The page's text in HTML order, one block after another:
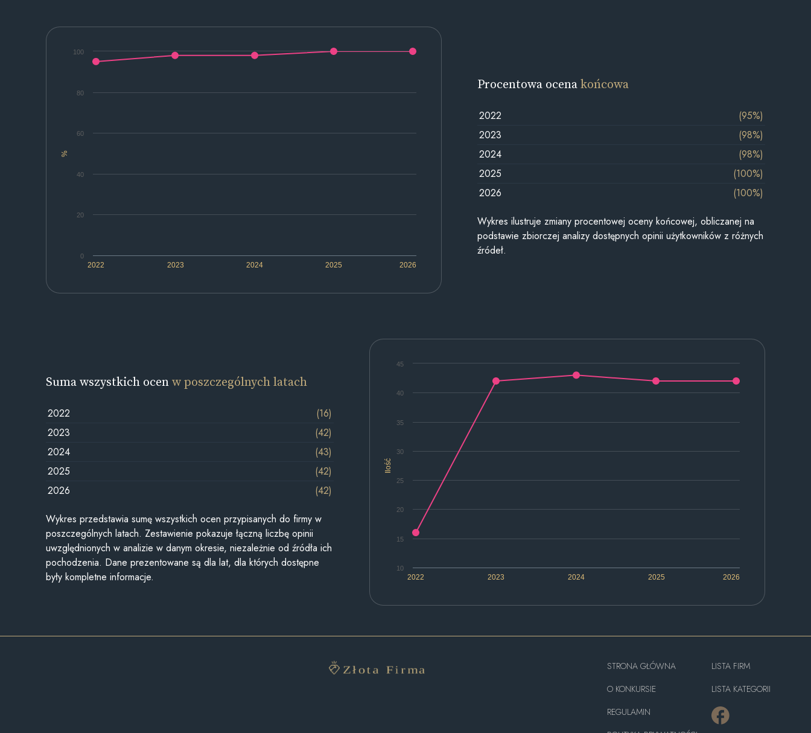
%
2022 2023 2024 2025 2026
0
20
40
60
80
100
Procentowa ocenakońcowa
2022
(95%)
2023
(98%)
2024
(98%)
2025
(100%)
2026
(100%)
Wykres ilustruje zmiany procentowej oceny końcowej, obliczanej na
podstawie zbiorczej analizy dostępnych opinii użytkowników z różnych
źródeł.
Ilość
2022 2023 2024 2025 2026
10
15
20
25
30
35
40
45
Suma wszystkich ocenw poszczególnych latach
2022
(16)
2023
(42)
2024
(43)
2025
(42)
2026
(42)
Wykres przedstawia sumę wszystkich ocen przypisanych do firmy w
poszczególnych latach. Zestawienie pokazuje łączną liczbę opinii
uwzględnionych w analizie w danym okresie, niezależnie od źródła ich
pochodzenia. Dane prezentowane są dla lat, dla których dostępne
były kompletne informacje.
STRONA GŁÓWNA
O KONKURSIE
REGULAMIN
LISTA FIRM
LISTA KATEGORII